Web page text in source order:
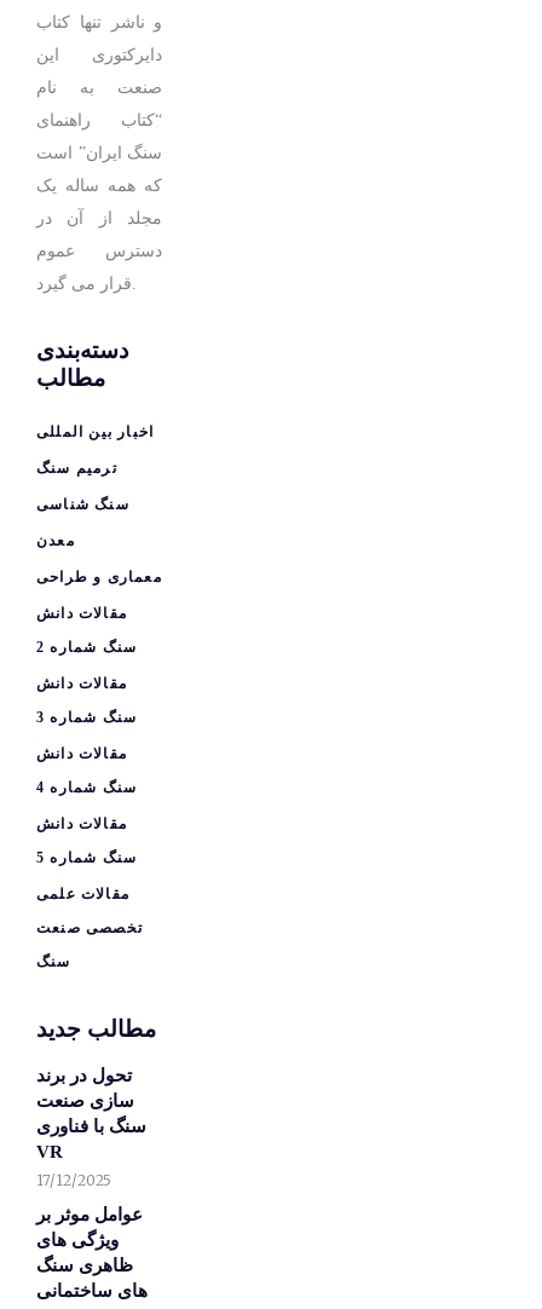
و ناشر تنها کتاب
دایرکتوری این
صنعت به نام
“کتاب راهنمای
سنگ ایران” است
که همه ساله یک
مجلد از آن در
دسترس عموم
قرار می گیرد.
دسته‌بندی
مطالب
اخبار بین المللی
ترمیم سنگ
سنگ شناسی
معدن
معماری و طراحی
مقالات دانش
سنگ شماره 2
مقالات دانش
سنگ شماره 3
مقالات دانش
سنگ شماره 4
مقالات دانش
سنگ شماره 5
مقالات علمی
تخصصی صنعت
سنگ
مطالب جدید
تحول در برند
سازی صنعت
سنگ با فناوری
VR
17/12/2025
عوامل موثر بر
ویژگی های
ظاهری سنگ
های ساختمانی